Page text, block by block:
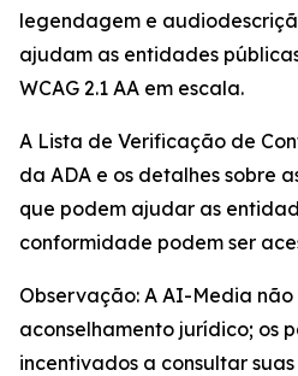
legendagem e
ajudam as entidades
WCAG 2.1 AA em escala.
A Lista de Verificação de
da ADA e os detalhes sobre
que podem ajudar as
conformidade podem ser
Observação: A AI-Media
aconselhamento jurídico; os
incentivados a consultar